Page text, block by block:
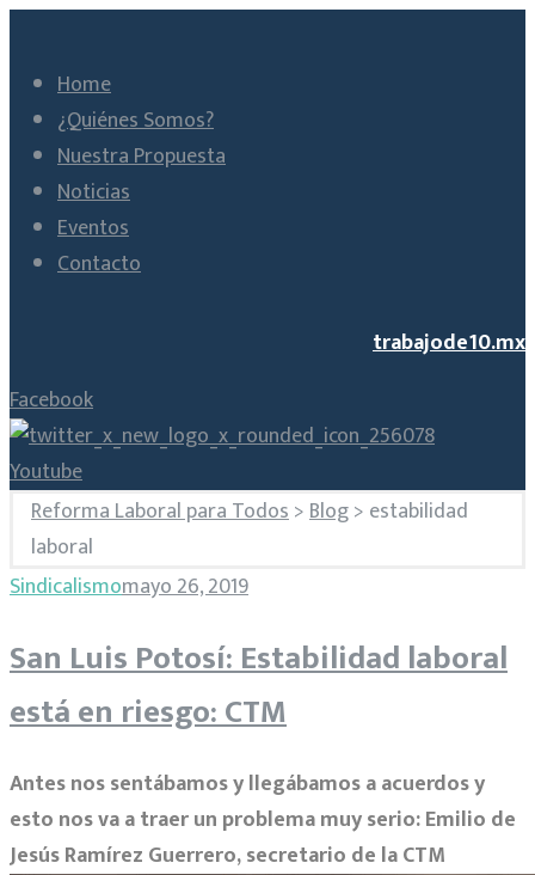
Home
¿Quiénes Somos?
Nuestra Propuesta
Noticias
Eventos
Contacto
trabajode10.mx
Facebook
Youtube
Reforma Laboral para Todos>Blog> estabilidad
laboral
Etiqueta:
estabilidad
laboral
Sindicalismomayo 26, 2019
San Luis Potosí: Estabilidad laboral
está en riesgo: CTM
Antes nos sentábamos y llegábamos a acuerdos y
esto nos va a traer un problema muy serio: Emilio de
Jesús Ramírez Guerrero, secretario de la CTM